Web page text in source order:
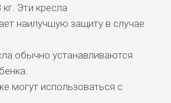
Эти кресла
наилучшую защиту в случае
обычно устанавливаются
могут использоваться с